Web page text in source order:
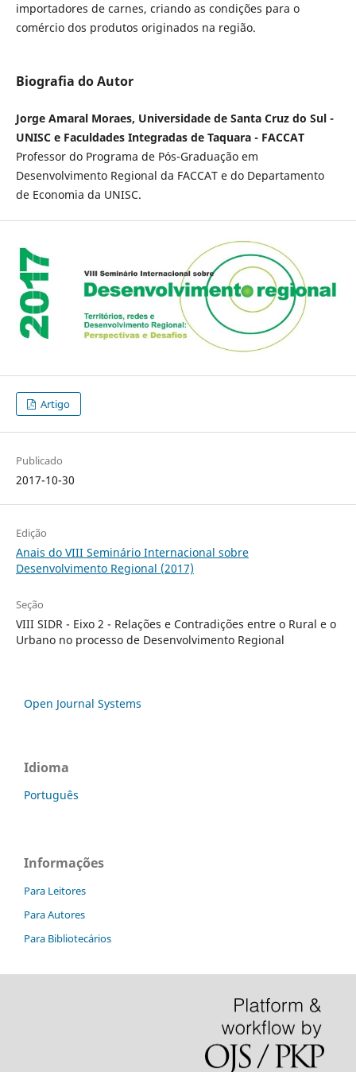
importadores de carnes, criando as condições para o
comércio dos produtos originados na região.
Biografia do Autor
Jorge Amaral Moraes, Universidade de Santa Cruz do Sul -
UNISC e Faculdades Integradas de Taquara - FACCAT
Professor do Programa de Pós-Graduação em
Desenvolvimento Regional da FACCAT e do Departamento
de Economia da UNISC.
Artigo
Publicado
2017-10-30
Edição
Anais do VIII Seminário Internacional sobre
Desenvolvimento Regional (2017)
Seção
VIII SIDR - Eixo 2 - Relações e Contradições entre o Rural e o
Urbano no processo de Desenvolvimento Regional
Open Journal Systems
Idioma
Português
Informações
Para Leitores
Para Autores
Para Bibliotecários